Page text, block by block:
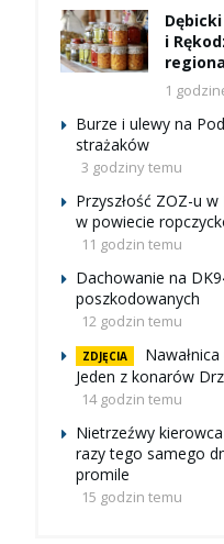
i
1
Burze i ulewy na
strażaków
3 godziny temu
Przyszłość ZOZ-u
w powiecie
11 godzin temu
Dachowanie na
poszkodowanych
12 godzin temu
ZDJĘCIA
Jeden z konarów
14 godzin temu
Nietrzeźwy
razy tego samego
promile
15 godzin temu